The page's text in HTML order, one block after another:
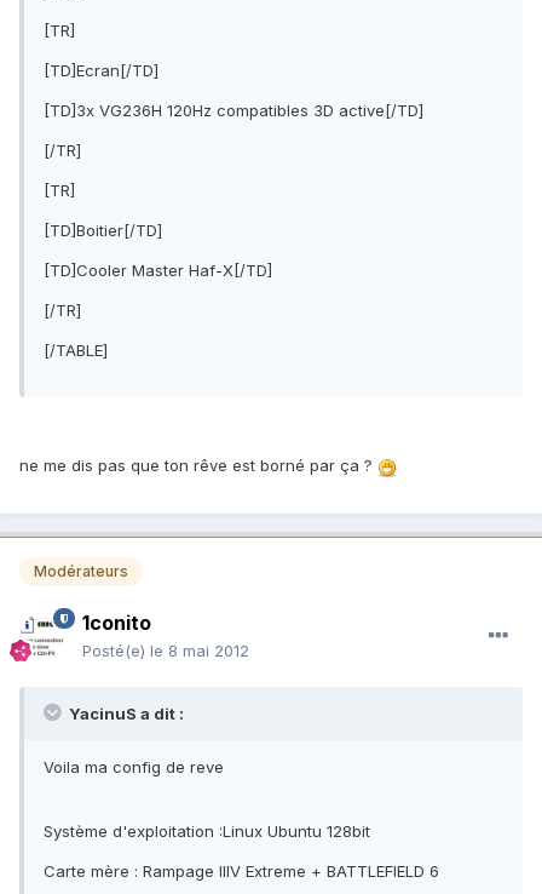
[TR]
[TD]Ecran[/TD]
[TD]3x VG236H 120Hz compatibles 3D active[/TD]
[/TR]
[TR]
[TD]Boitier[/TD]
[TD]Cooler Master Haf-X[/TD]
[/TR]
[/TABLE]
ne me dis pas que ton rêve est borné par ça ?
Modérateurs
1conito
Posté(e) le 8 mai 2012
YacinuS a dit :
Voila ma config de reve
Système d'exploitation :Linux Ubuntu 128bit
Carte mère : Rampage IIIV Extreme + BATTLEFIELD 6